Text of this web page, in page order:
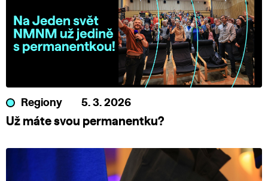
Regiony 5. 3. 2026
Už máte svou permanentku?